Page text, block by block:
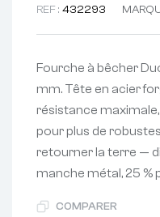
REF : 432293
Fourche à bêcher
mm. Tête en acier
résistance
pour plus de
retourner la terre —
manche métal, 25 %
COMPARER